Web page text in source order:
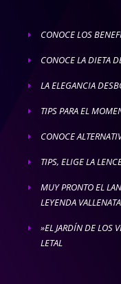
E CONOCE LOS
E CONOCE LA DIETA
E LA ELEGANCIA
E TIPS PARA EL
E CONOCE
E TIPS, ELIGE LA
E
MUY PRONTO EL
LEYENDA
E
»EL JARDÍN DE LOS
LETAL